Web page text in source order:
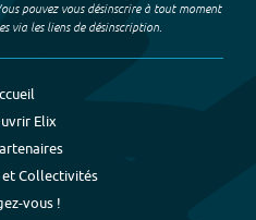
pouvez vous désinscrire à tout moment
via les liens de désinscription.
Elix
et Collectivités
vous !